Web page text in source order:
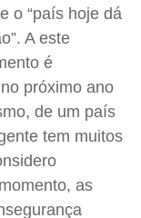
o “país hoje dá
A este
é
próximo ano
de um país
tem muitos
as